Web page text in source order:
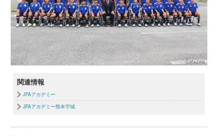
関連情報
JFAアカデミー
JFAアカデミー熊本宇城